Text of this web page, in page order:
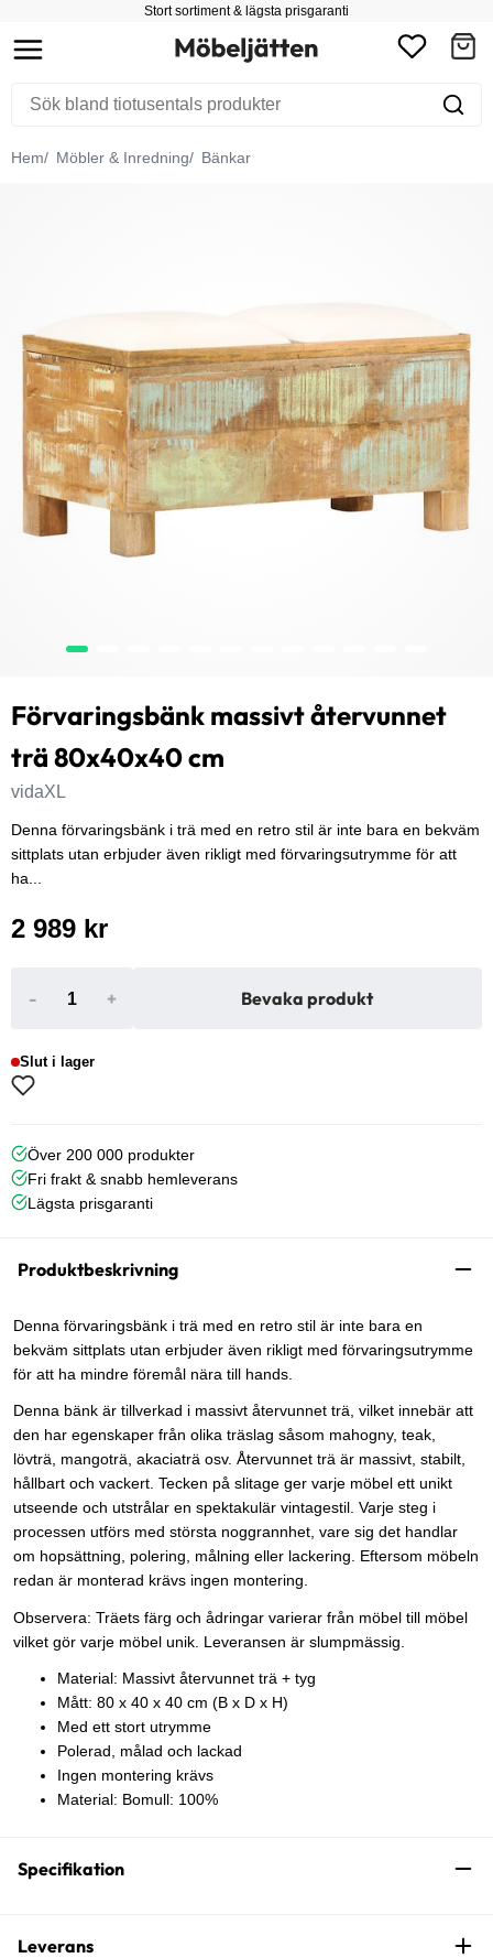
Stort sortiment & lägsta prisgaranti
Hem Möbler & Inredning Bänkar
Förvaringsbänk massivt återvunnet
trä 80x40x40 cm
vidaXL
Denna förvaringsbänk i trä med en retro stil är inte bara en bekväm
sittplats utan erbjuder även rikligt med förvaringsutrymme för att
ha...
2 989 kr
- + Bevaka produkt
Slut i lager
Över 200 000 produkter
Fri frakt & snabb hemleverans
Lägsta prisgaranti
Produktbeskrivning
Denna förvaringsbänk i trä med en retro stil är inte bara en
bekväm sittplats utan erbjuder även rikligt med förvaringsutrymme
för att ha mindre föremål nära till hands.
Denna bänk är tillverkad i massivt återvunnet trä, vilket innebär att
den har egenskaper från olika träslag såsom mahogny, teak,
lövträ, mangoträ, akaciaträ osv. Återvunnet trä är massivt, stabilt,
hållbart och vackert. Tecken på slitage ger varje möbel ett unikt
utseende och utstrålar en spektakulär vintagestil. Varje steg i
processen utförs med största noggrannhet, vare sig det handlar
om hopsättning, polering, målning eller lackering. Eftersom möbeln
redan är monterad krävs ingen montering.
Observera: Träets färg och ådringar varierar från möbel till möbel
vilket gör varje möbel unik. Leveransen är slumpmässig.
Material: Massivt återvunnet trä + tyg
Mått: 80 x 40 x 40 cm (B x D x H)
Med ett stort utrymme
Polerad, målad och lackad
Ingen montering krävs
Material: Bomull: 100%
Specifikation
Leverans